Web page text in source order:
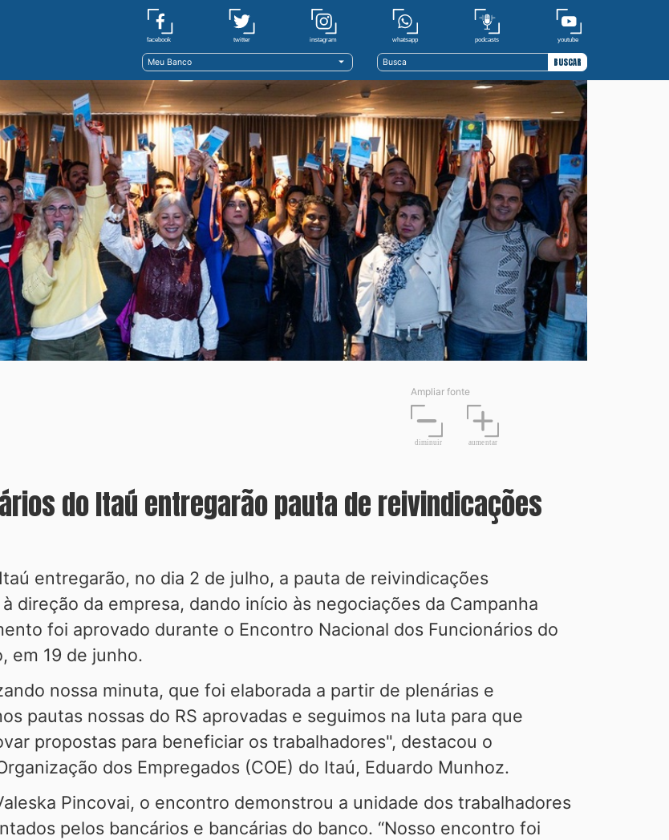
facebook twitter instagram whatsapp podcasts youtube
Meu Banco BUSCAR
Ampliar fonte
diminuir aumentar
do Itaú entregarão pauta de reivindicações
entregarão, no dia 2 de julho, a pauta de reivindicações
direção da empresa, dando início às negociações da Campanha
foi aprovado durante o Encontro Nacional dos Funcionários do
em 19 de junho.
nossa minuta, que foi elaborada a partir de plenárias e
pautas nossas do RS aprovadas e seguimos na luta para que
propostas para beneficiar os trabalhadores", destacou o
dos Empregados (COE) do Itaú, Eduardo Munhoz.
Pincovai, o encontro demonstrou a unidade dos trabalhadores
pelos bancários e bancárias do banco. “Nosso encontro foi